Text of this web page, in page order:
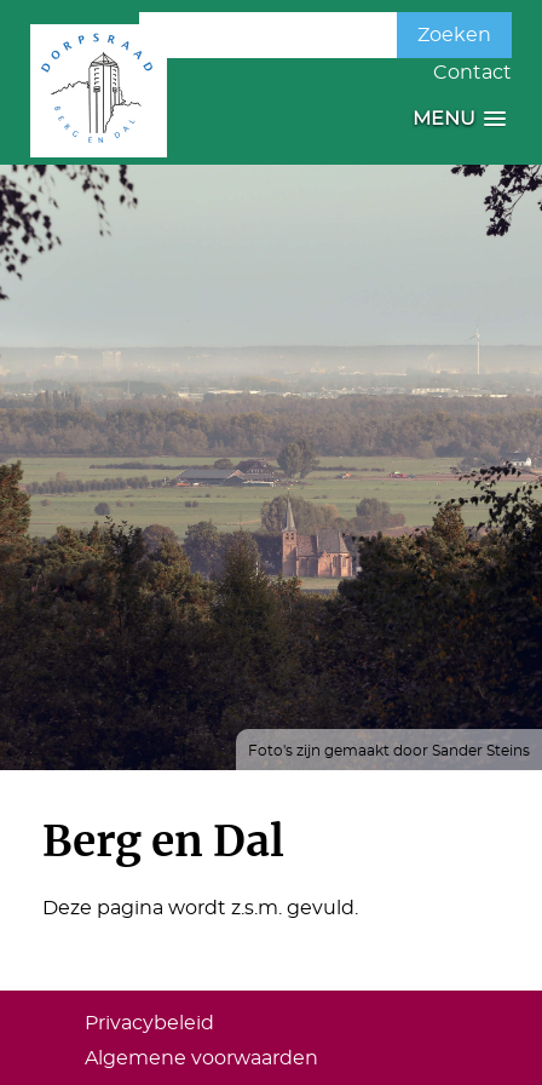
Zoeken
naar:
Contact
MENU
Foto's zijn gemaakt door Sander Steins
Berg en Dal
Deze pagina wordt z.s.m. gevuld.
Privacybeleid
Algemene voorwaarden